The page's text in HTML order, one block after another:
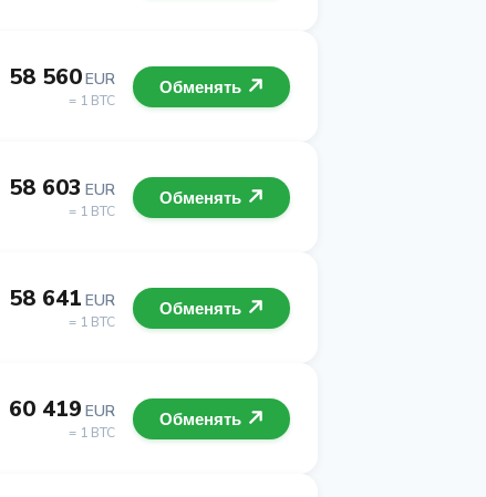
58 560EUR
= 1 BTC
Обменять
58 603 EUR
= 1 BTC
Обменять
58 641 EUR
= 1 BTC
Обменять
60 419 EUR
= 1 BTC
Обменять